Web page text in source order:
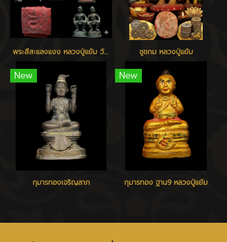
พระสีสะแลงแงง หลวงปู่แย้ม วัดสามง่าม ชูชกม หลวงปู่แย้ม
New
กุมารทองเจริญลาภ
New
กุมารทอง ฐาน9 หลวงปู่แย้ม